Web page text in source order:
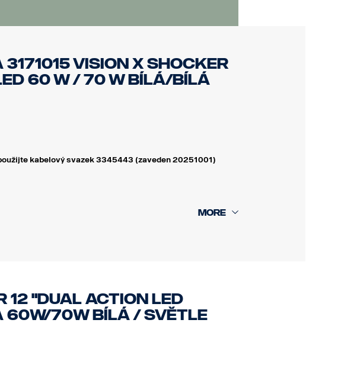
VISION X SHOCKER
60 W / 70 W BÍLÁ/BÍLÁ
kabelový svazek 3345443 (zaveden 20251001)
12 "DUAL ACTION LED
60W/70W BÍLÁ / SVĚTLE